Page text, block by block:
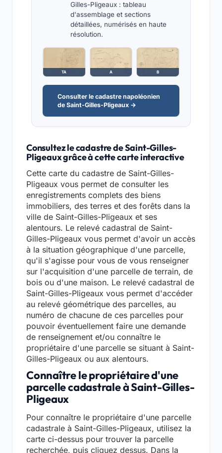
Gilles-Pligeaux : tableau
d'assemblage et sections
détaillées, numérisés en haute
résolution.
TA A B
Consulter le cadastre napoléonien
de Saint-Gilles-Pligeaux →
Consultez le cadastre de Saint-Gilles-
Pligeaux grâce à cette carte interactive
Cette carte du cadastre de Saint-Gilles-
Pligeaux vous permet de consulter les
enregistrements complets des biens
immobiliers, des terres et des forêts dans la
ville de Saint-Gilles-Pligeaux et ses
alentours. Le relevé cadastral de Saint-
Gilles-Pligeaux vous permet d'avoir un accès
à la situation géographique d'une parcelle,
qu'il s'agisse pour vous de vous renseigner
sur l'acquisition d'une parcelle de terrain, de
bois ou d'une maison. Le relevé cadastral de
Saint-Gilles-Pligeaux vous permet d'accéder
au relevé géométrique des parcelles, au
numéro de chacune de ces parcelles pour
pouvoir éventuellement faire une demande
de renseignement et/ou connaître le
propriétaire d'une parcelle se situant à Saint-
Gilles-Pligeaux ou aux alentours.
Connaître le propriétaire d'une
parcelle cadastrale à Saint-Gilles-
Pligeaux
Pour connaître le propriétaire d'une parcelle
cadastrale à Saint-Gilles-Pligeaux, utilisez la
carte ci-dessus pour trouver la parcelle
recherchée, puis cliquez dessus. Dans la